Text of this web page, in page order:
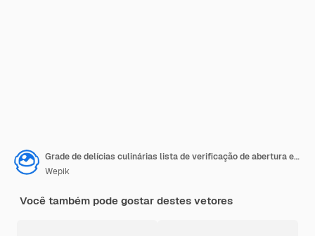
Grade de delícias culinárias lista de verificação de abertura e fechamento de restaurante
Wepik
Você também pode gostar destes vetores